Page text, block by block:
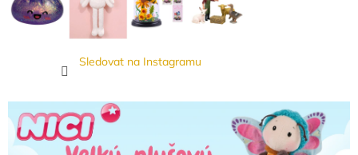
Sledovat na Instagramu